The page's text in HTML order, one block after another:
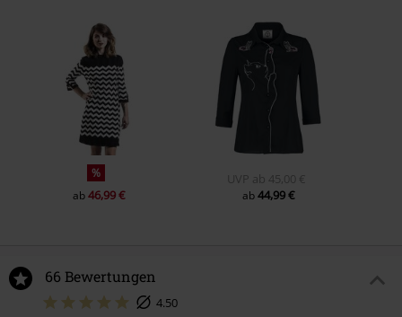
%
ab46,99 €
UVP ab 45,00 €
ab44,99 €
66 Bewertungen
4.50